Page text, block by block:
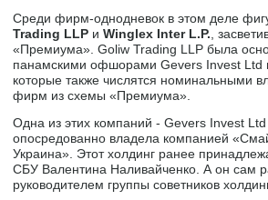
Среди фирм-однодневок в этом деле
Trading LLP иWinglex Inter L.P.,
«Премиума». Goliw Trading LLP была
панамскими офшорами Gevers Invest Ltd
которые также числятся номинальными
фирм из схемы «Премиума».
Одна из этих компаний - Gevers Invest
опосредованно владела компанией
Украина». Этот холдинг ранее
СБУ Валентина Наливайченко. А он сам
руководителем группы советников